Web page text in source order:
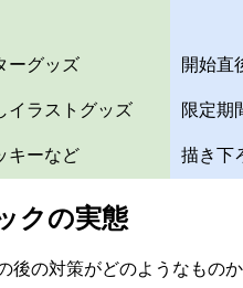
ーグッズ 開始直
イラストグッズ 限定期
キーなど 描き下
クの実態
の対策がどのようなも